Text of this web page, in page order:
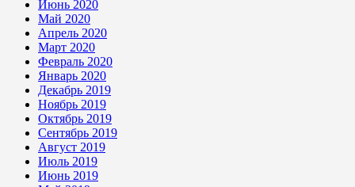
Июнь 2020
Май 2020
Апрель 2020
Март 2020
Февраль 2020
Январь 2020
Декабрь 2019
Ноябрь 2019
Октябрь 2019
Сентябрь 2019
Август 2019
Июль 2019
Июнь 2019